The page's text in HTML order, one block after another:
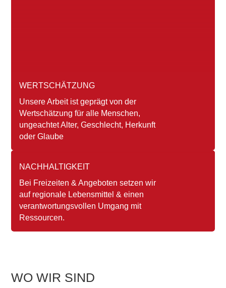
WERTSCHÄTZUNG
Unsere Arbeit ist geprägt von der
Wertschätzung für alle Menschen,
ungeachtet Alter, Geschlecht, Herkunft
oder Glaube
NACHHALTIGKEIT
Bei Freizeiten & Angeboten setzen wir
auf regionale Lebensmittel & einen
verantwortungsvollen Umgang mit
Ressourcen.
WO WIR SIND